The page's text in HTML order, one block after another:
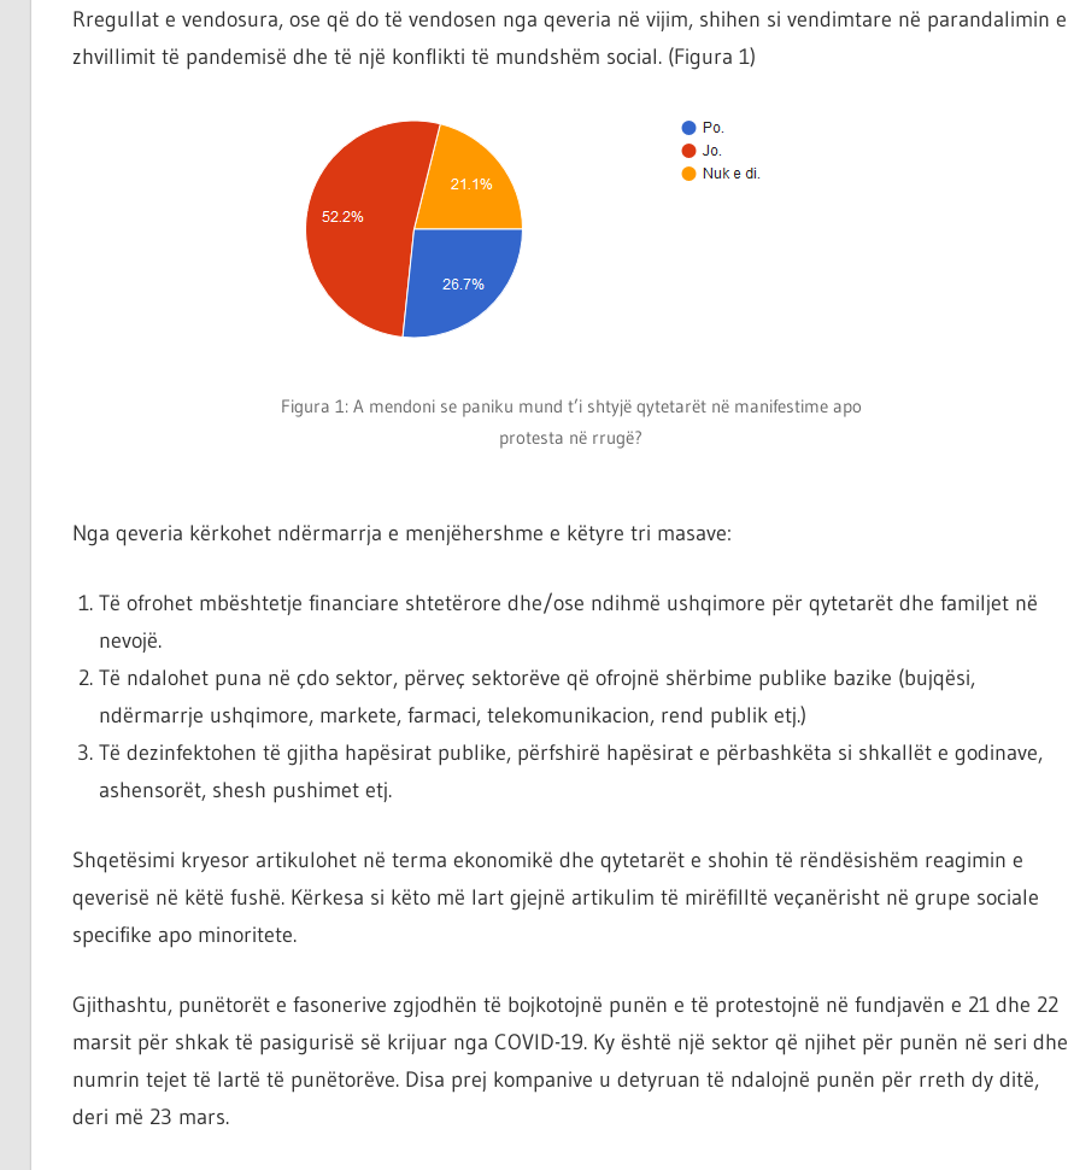
Rregullat e vendosura, ose që do të vendosen nga qeveria në vijim, shihen si vendimtare në parandalimin e
zhvillimit të pandemisë dhe të një konflikti të mundshëm social. (Figura 1)
Figura 1: A mendoni se paniku mund t’i shtyjë qytetarët në manifestime apo
protesta në rrugë?
Nga qeveria kërkohet ndërmarrja e menjëhershme e këtyre tri masave:
Të ofrohet mbështetje financiare shtetërore dhe/ose ndihmë ushqimore për qytetarët dhe familjet në
nevojë.
Të ndalohet puna në çdo sektor, përveç sektorëve që ofrojnë shërbime publike bazike (bujqësi,
ndërmarrje ushqimore, markete, farmaci, telekomunikacion, rend publik etj.)
Të dezinfektohen të gjitha hapësirat publike, përfshirë hapësirat e përbashkëta si shkallët e godinave,
ashensorët, shesh pushimet etj.
Shqetësimi kryesor artikulohet në terma ekonomikë dhe qytetarët e shohin të rëndësishëm reagimin e
qeverisë në këtë fushë. Kërkesa si këto më lart gjejnë artikulim të mirëfilltë veçanërisht në grupe sociale
specifike apo minoritete.
Gjithashtu, punëtorët e fasonerive zgjodhën të bojkotojnë punën e të protestojnë në fundjavën e 21 dhe 22
marsit për shkak të pasigurisë së krijuar nga COVID-19. Ky është një sektor që njihet për punën në seri dhe
numrin tejet të lartë të punëtorëve. Disa prej kompanive u detyruan të ndalojnë punën për rreth dy ditë,
deri më 23 mars.